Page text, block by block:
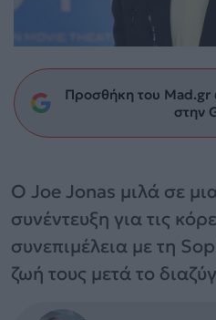
Προσθήκη του Mad.gr
στην
Ο Joe Jonas μιλά σε
συνέντευξη για τις
συνεπιμέλεια με τη
ζωή τους μετά το